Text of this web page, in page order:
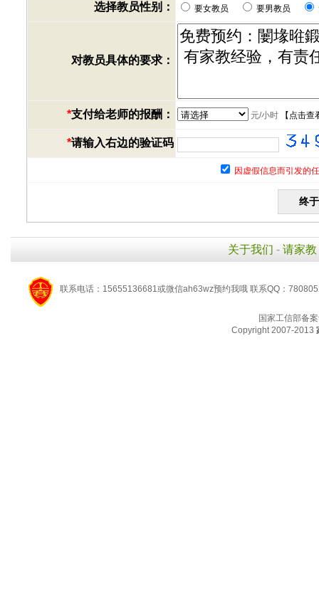
选择教员性别：
要女教员 要男教员
对教员具体的要求：
*支付给老师的报酬： 元/小时【 点击查
*请输入右边的验证码
因虚假信息而引发的
关于我们 - 请家教
联系电话：15655136681或微信ah63wz预约我哦 联系QQ：
国家工信部备
Copyright 2007-2013